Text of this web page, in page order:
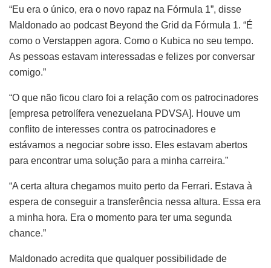
“Eu era o único, era o novo rapaz na Fórmula 1”, disse
Maldonado ao podcast Beyond the Grid da Fórmula 1. “É
como o Verstappen agora. Como o Kubica no seu tempo.
As pessoas estavam interessadas e felizes por conversar
comigo.”
“O que não ficou claro foi a relação com os patrocinadores
[empresa petrolífera venezuelana PDVSA]. Houve um
conflito de interesses contra os patrocinadores e
estávamos a negociar sobre isso. Eles estavam abertos
para encontrar uma solução para a minha carreira.”
“A certa altura chegamos muito perto da Ferrari. Estava à
espera de conseguir a transferência nessa altura. Essa era
a minha hora. Era o momento para ter uma segunda
chance.”
Maldonado acredita que qualquer possibilidade de